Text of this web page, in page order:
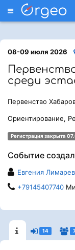
Меню
08-09 июля 2026
среди
Первенство
Ориентирование,
Регистрация закрыта
Событие создал
Евгения
+79145407740
14